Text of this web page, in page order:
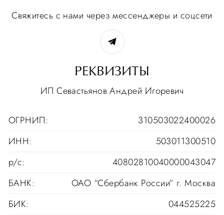
Свяжитесь с нами через мессенджеры и соцсети
РЕКВИЗИТЫ
ИП Севастьянов Андрей Игоревич
ОГРНИП:
310503022400026
ИНН:
503011300510
р/с:
40802810040000043047
БАНК:
ОАО “Сбербанк России” г. Москва
БИК:
044525225